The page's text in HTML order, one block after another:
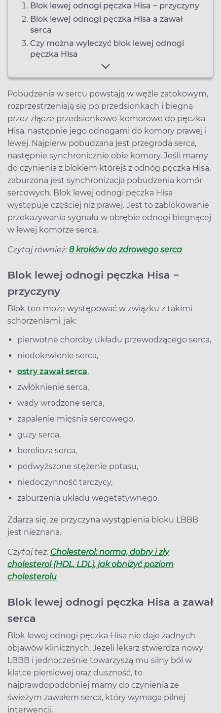
Blok lewej odnogi pęczka Hisa − przyczyny
Blok lewej odnogi pęczka Hisa a zawał
serca
Czy można wyleczyć blok lewej odnogi
pęczka Hisa
Pobudzenia w sercu powstają w węźle zatokowym,
rozprzestrzeniają się po przedsionkach i biegną
przez złącze przedsionkowo-komorowe do pęczka
Hisa, następnie jego odnogami do komory prawej i
lewej. Najpierw pobudzana jest przegroda serca,
następnie synchronicznie obie komory. Jeśli mamy
do czynienia z blokiem którejś z odnóg pęczka Hisa,
zaburzona jest synchronizacja pobudzenia komór
sercowych. Blok lewej odnogi pęczka Hisa
występuje częściej niż prawej. Jest to zablokowanie
przekazywania sygnału w obrębie odnogi biegnącej
w lewej komorze serca.
Czytaj również: 8 kroków do zdrowego serca
Blok lewej odnogi pęczka Hisa −
przyczyny
Blok ten może występować w związku z takimi
schorzeniami, jak:
pierwotne choroby układu przewodzącego serca,
niedokrwienie serca,
ostry zawał serca,
zwłóknienie serca,
wady wrodzone serca,
zapalenie mięśnia sercowego,
guzy serca,
borelioza serca,
podwyższone stężenie potasu,
niedoczynność tarczycy,
zaburzenia układu wegetatywnego.
Zdarza się, że przyczyna wystąpienia bloku LBBB
jest nieznana.
Czytaj też: Cholesterol: norma, dobry i zły
cholesterol (HDL, LDL), jak obniżyć poziom
cholesterolu
Blok lewej odnogi pęczka Hisa a zawał
serca
Blok lewej odnogi pęczka Hisa nie daje żadnych
objawów klinicznych. Jeżeli lekarz stwierdza nowy
LBBB i jednocześnie towarzyszą mu silny ból w
klatce piersiowej oraz duszność, to
najprawdopodobniej mamy do czynienia ze
świeżym zawałem serca, który wymaga pilnej
interwencji.